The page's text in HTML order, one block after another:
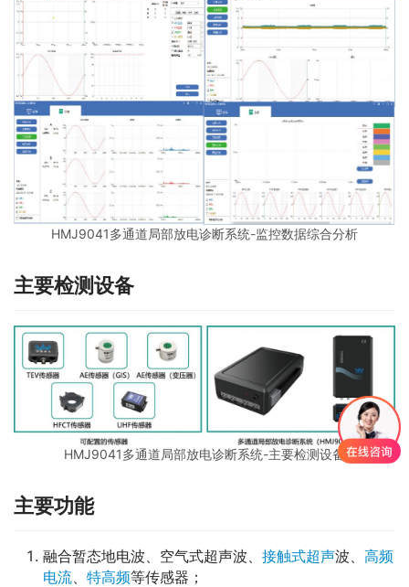
HMJ9041多通道局部放电诊断系统-监控数据综合分析
主要检测设备
HMJ9041多通道局部放电诊断系统-主要检测设备
主要功能
融合暂态地电波、空气式超声波、 接触式超声波、 高频
电流、 特高频等传感器；